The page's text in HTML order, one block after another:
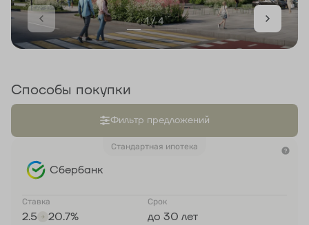
1 / 4
Способы покупки
Фильтр предложений
Стандартная ипотека
Сбербанк
Ставка
2.5 20.7%
Срок
до 30 лет